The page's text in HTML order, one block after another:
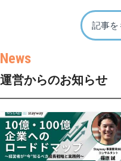
記事を
運営からのお知らせ